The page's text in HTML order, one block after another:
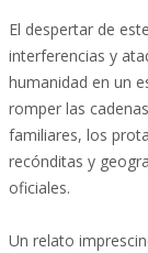
El despertar de
interferencias y
humanidad en un
romper las
familiares, los
recónditas y
oficiales.
Un relato